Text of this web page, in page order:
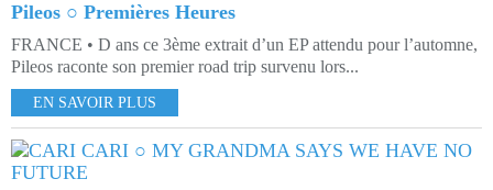
Pileos ○ Premières Heures
FRANCE • D ans ce 3ème extrait d’un EP attendu pour l’automne,
Pileos raconte son premier road trip survenu lors...
EN SAVOIR PLUS